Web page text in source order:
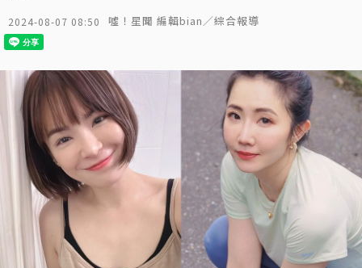
2024-08-07 08:50 噓！星聞 編輯bian／綜合報導